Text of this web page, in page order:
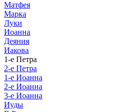
Матфея
Марка
Луки
Иоанна
Деяния
Иакова
1-е Петра
2-е Петра
1-е Иоанна
2-е Иоанна
3-е Иоанна
Иуды